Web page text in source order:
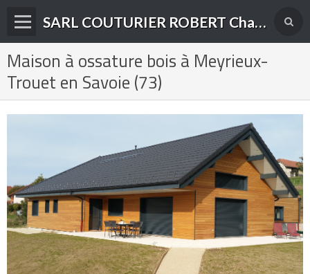
SARL COUTURIER ROBERT Charpente-Couverture-Menuiserie Bois et PVC à Yenne (73)
Présentation de l'entreprise
Nos domaines d'activité
Accueil
Maison à ossature bois à Meyrieux-
Trouet en Savoie (73)